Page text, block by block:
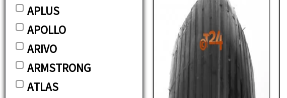
APLUS
APOLLO
ARIVO
ARMSTRONG
ATLAS